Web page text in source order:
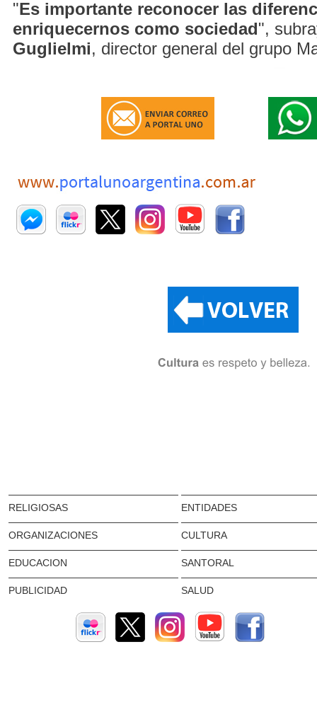
"Es importante reconocer las
enriquecernos como sociedad",
Guglielmi, director general del grupo
RELIGIOSAS ENTIDADES
ORGANIZACIONES CULTURA
EDUCACION SANTORAL
PUBLICIDAD SALUD